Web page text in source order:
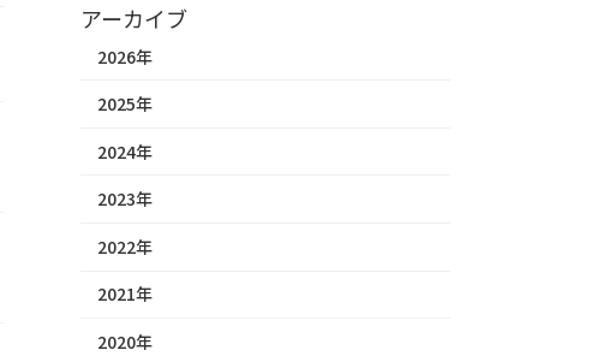
アーカイブ
2026年
2025年
2024年
2023年
2022年
2021年
2020年